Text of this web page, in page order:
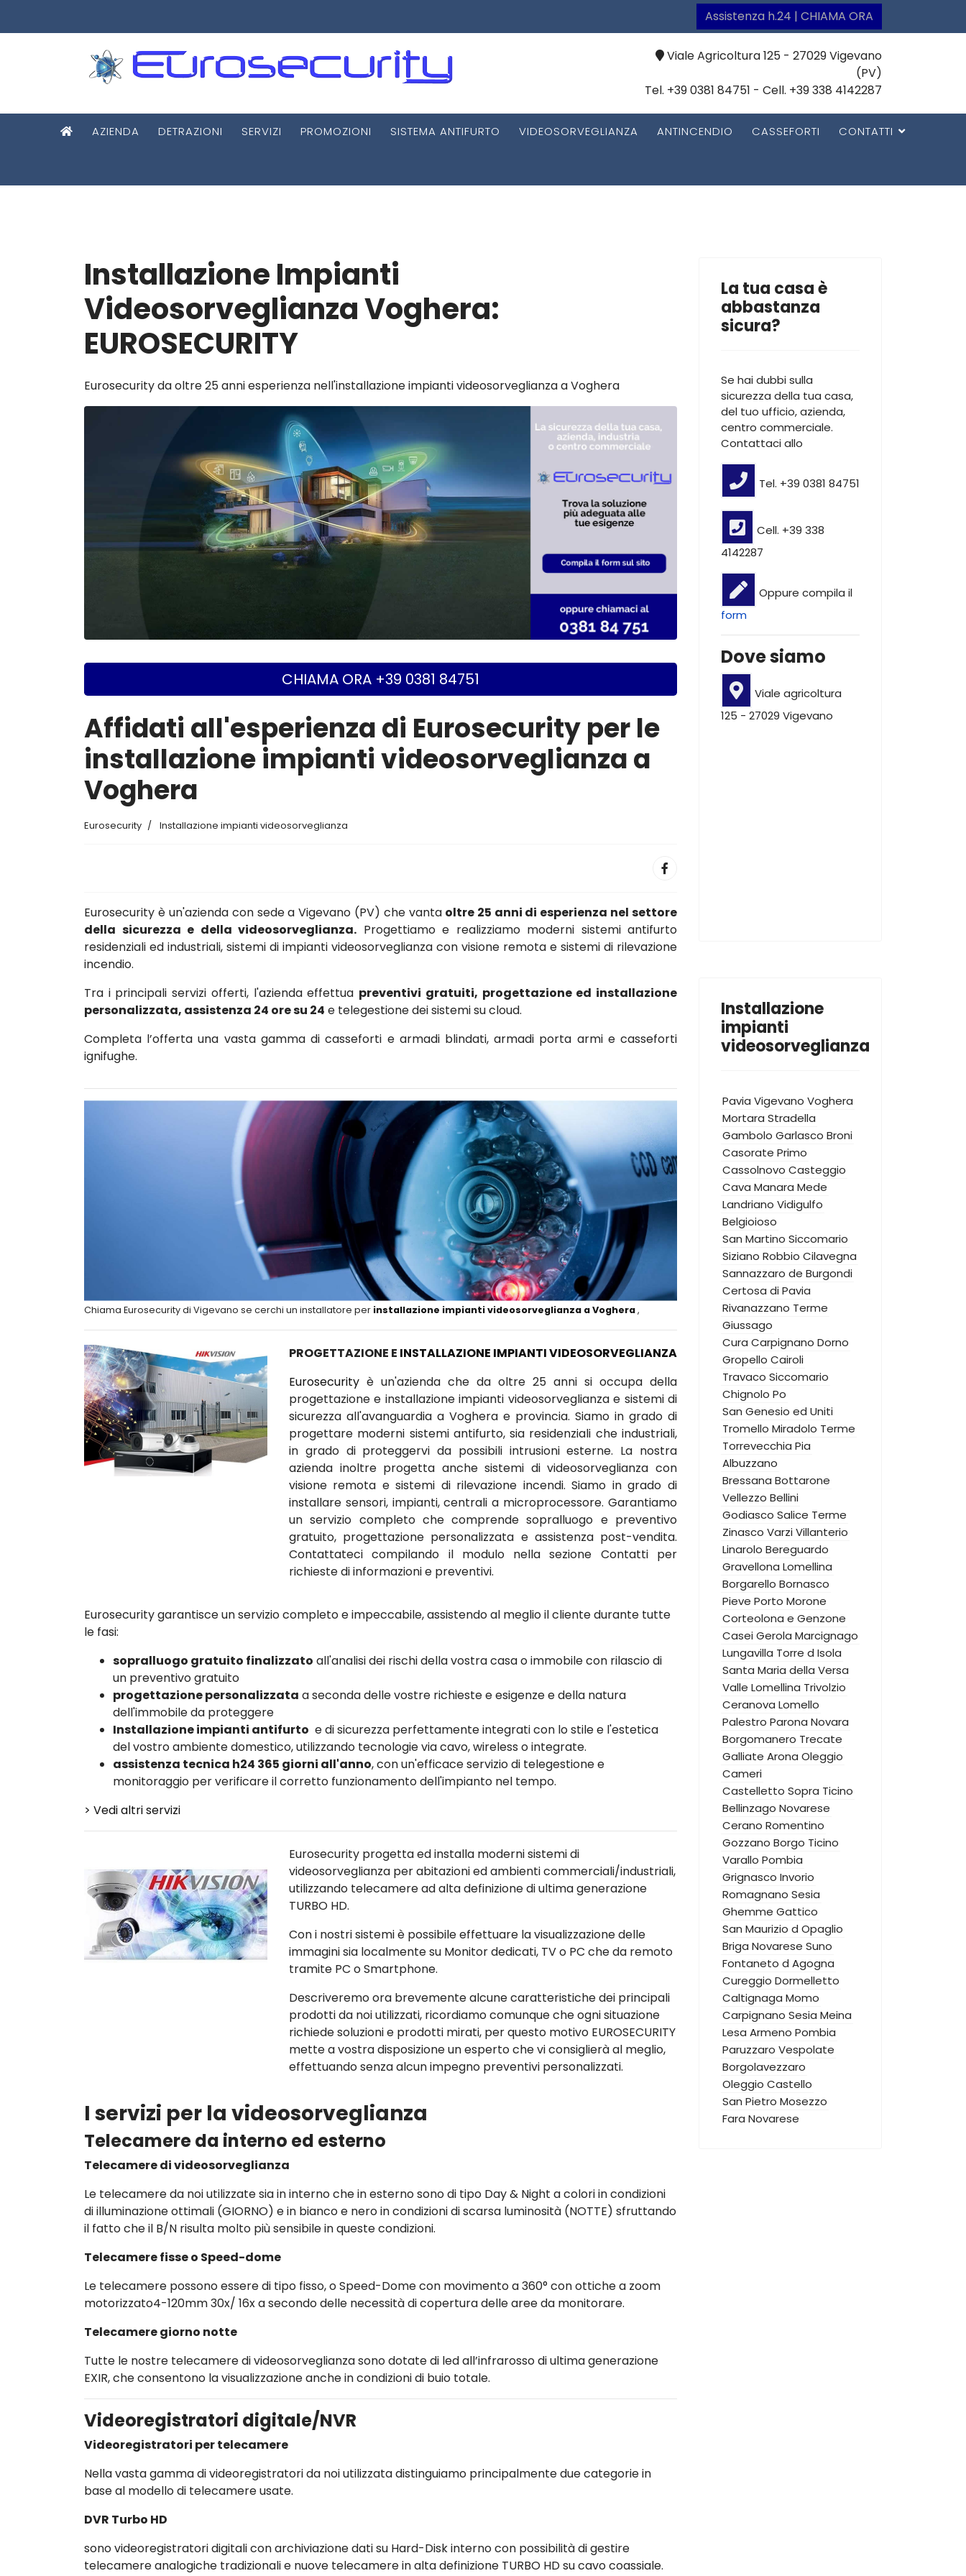
Assistenza h.24 | CHIAMA ORA
Viale Agricoltura 125 - 27029 Vigevano
(PV)
Tel. +39 0381 84751 - Cell. +39 338 4142287
AZIENDA DETRAZIONI SERVIZI PROMOZIONI SISTEMA ANTIFURTO VIDEOSORVEGLIANZA ANTINCENDIO CASSEFORTI CONTATTI
Installazione Impianti
Videosorveglianza Voghera:
EUROSECURITY
Eurosecurity da oltre 25 anni esperienza nell'installazione impianti videosorveglianza a Voghera
CHIAMA ORA +39 0381 84751
Affidati all'esperienza di Eurosecurity per le
installazione impianti videosorveglianza a
Voghera
Eurosecurity Installazione impianti videosorveglianza
Eurosecurity è un'azienda con sede a Vigevano (PV) che vantaoltre 25 anni di esperienza nel settore
della sicurezza e della videosorveglianza. Progettiamo e realizziamo moderni sistemi antifurto
residenziali ed industriali, sistemi di impianti videosorveglianza con visione remota e sistemi di rilevazione
incendio.
Tra i principali servizi offerti, l'azienda effettua preventivi gratuiti, progettazione ed installazione
personalizzata, assistenza 24 ore su 24 e telegestione dei sistemi su cloud.
Completa l’offerta una vasta gamma di casseforti e armadi blindati, armadi porta armi e casseforti
ignifughe.
Chiama Eurosecurity di Vigevano se cerchi un installatore per installazione impianti videosorveglianza a Voghera,
PROGETTAZIONE E INSTALLAZIONE IMPIANTI VIDEOSORVEGLIANZA
Eurosecurity è un'azienda che da oltre 25 anni si occupa della
progettazione e installazione impianti videosorveglianza e sistemi di
sicurezza all'avanguardia a Voghera e provincia. Siamo in grado di
progettare moderni sistemi antifurto, sia residenziali che industriali,
in grado di proteggervi da possibili intrusioni esterne. La nostra
azienda inoltre progetta anche sistemi di videosorveglianza con
visione remota e sistemi di rilevazione incendi. Siamo in grado di
installare sensori, impianti, centrali a microprocessore. Garantiamo
un servizio completo che comprende sopralluogo e preventivo
gratuito, progettazione personalizzata e assistenza post-vendita.
Contattateci compilando il modulo nella sezione Contatti per
richieste di informazioni e preventivi.
Eurosecurity garantisce un servizio completo e impeccabile, assistendo al meglio il cliente durante tutte
le fasi:
sopralluogo gratuito finalizzato all'analisi dei rischi della vostra casa o immobile con rilascio di
un preventivo gratuito
progettazione personalizzata a seconda delle vostre richieste e esigenze e della natura
dell'immobile da proteggere
Installazione impianti antifurto e di sicurezza perfettamente integrati con lo stile e l'estetica
del vostro ambiente domestico, utilizzando tecnologie via cavo, wireless o integrate.
assistenza tecnica h24 365 giorni all'anno, con un'efficace servizio di telegestione e
monitoraggio per verificare il corretto funzionamento dell'impianto nel tempo.
> Vedi altri servizi
Eurosecurity progetta ed installa moderni sistemi di
videosorveglianza per abitazioni ed ambienti commerciali/industriali,
utilizzando telecamere ad alta definizione di ultima generazione
TURBO HD.
Con i nostri sistemi è possibile effettuare la visualizzazione delle
immagini sia localmente su Monitor dedicati, TV o PC che da remoto
tramite PC o Smartphone.
Descriveremo ora brevemente alcune caratteristiche dei principali
prodotti da noi utilizzati, ricordiamo comunque che ogni situazione
richiede soluzioni e prodotti mirati, per questo motivo EUROSECURITY
mette a vostra disposizione un esperto che vi consiglierà al meglio,
effettuando senza alcun impegno preventivi personalizzati.
I servizi per la videosorveglianza
Telecamere da interno ed esterno
Telecamere di videosorveglianza
Le telecamere da noi utilizzate sia in interno che in esterno sono di tipo Day & Night a colori in condizioni
di illuminazione ottimali (GIORNO) e in bianco e nero in condizioni di scarsa luminosità (NOTTE) sfruttando
il fatto che il B/N risulta molto più sensibile in queste condizioni.
Telecamere fisse o Speed-dome
Le telecamere possono essere di tipo fisso, o Speed-Dome con movimento a 360° con ottiche a zoom
motorizzato4-120mm 30x/ 16x a secondo delle necessità di copertura delle aree da monitorare.
Telecamere giorno notte
Tutte le nostre telecamere di videosorveglianza sono dotate di led all’infrarosso di ultima generazione
EXIR, che consentono la visualizzazione anche in condizioni di buio totale.
Videoregistratori digitale/NVR
Videoregistratori per telecamere
Nella vasta gamma di videoregistratori da noi utilizzata distinguiamo principalmente due categorie in
base al modello di telecamere usate.
DVR Turbo HD
sono videoregistratori digitali con archiviazione dati su Hard-Disk interno con possibilità di gestire
telecamere analogiche tradizionali e nuove telecamere in alta definizione TURBO HD su cavo coassiale.
La tua casa è
abbastanza
sicura?
Se hai dubbi sulla
sicurezza della tua casa,
del tuo ufficio, azienda,
centro commerciale.
Contattaci allo
Tel. +39 0381 84751
Cell. +39 338
4142287
Oppure compila il
form
Dove siamo
Viale agricoltura
125 - 27029 Vigevano
Installazione
impianti
videosorveglianza
Pavia Vigevano Voghera
Mortara Stradella
Gambolo Garlasco Broni
Casorate Primo
Cassolnovo Casteggio
Cava Manara Mede
Landriano Vidigulfo
Belgioioso
San Martino Siccomario
Siziano Robbio Cilavegna
Sannazzaro de Burgondi
Certosa di Pavia
Rivanazzano Terme
Giussago
Cura Carpignano Dorno
Gropello Cairoli
Travaco Siccomario
Chignolo Po
San Genesio ed Uniti
Tromello Miradolo Terme
Torrevecchia Pia
Albuzzano
Bressana Bottarone
Vellezzo Bellini
Godiasco Salice Terme
Zinasco VarziVillanterio
Linarolo Bereguardo
Gravellona Lomellina
Borgarello Bornasco
Pieve Porto Morone
Corteolona e Genzone
Casei Gerola Marcignago
Lungavilla Torre d Isola
Santa Maria della Versa
Valle Lomellina Trivolzio
Ceranova Lomello
Palestro Parona Novara
Borgomanero Trecate
Galliate Arona Oleggio
Cameri
Castelletto Sopra Ticino
Bellinzago Novarese
Cerano Romentino
Gozzano Borgo Ticino
Varallo Pombia
Grignasco Invorio
Romagnano Sesia
Ghemme Gattico
San Maurizio d Opaglio
Briga Novarese Suno
Fontaneto d Agogna
Cureggio Dormelletto
Caltignaga Momo
Carpignano Sesia Meina
Lesa Armeno Pombia
Paruzzaro Vespolate
Borgolavezzaro
Oleggio Castello
San Pietro Mosezzo
Fara Novarese